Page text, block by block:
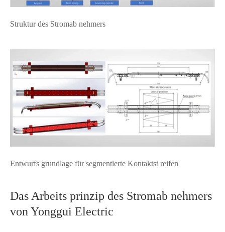
Struktur des Stromab nehmers
Entwurfs grundlage für segmentierte Kontaktst reifen
Das Arbeits prinzip des Stromab nehmers
von Yonggui Electric